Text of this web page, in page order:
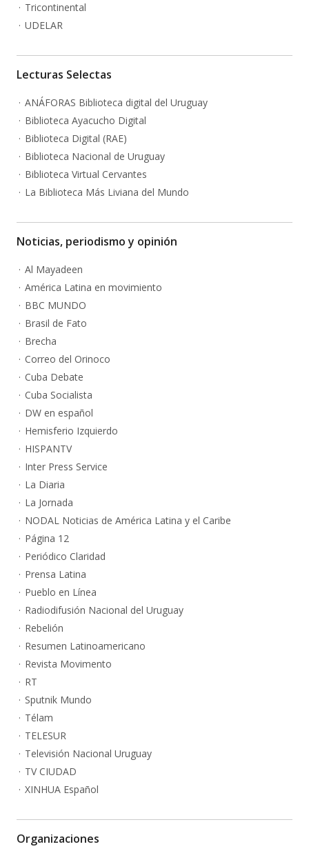
Tricontinental
UDELAR
Lecturas Selectas
ANÁFORAS Biblioteca digital del Uruguay
Biblioteca Ayacucho Digital
Biblioteca Digital (RAE)
Biblioteca Nacional de Uruguay
Biblioteca Virtual Cervantes
La Biblioteca Más Liviana del Mundo
Noticias, periodismo y opinión
Al Mayadeen
América Latina en movimiento
BBC MUNDO
Brasil de Fato
Brecha
Correo del Orinoco
Cuba Debate
Cuba Socialista
DW en español
Hemisferio Izquierdo
HISPANTV
Inter Press Service
La Diaria
La Jornada
NODAL Noticias de América Latina y el Caribe
Página 12
Periódico Claridad
Prensa Latina
Pueblo en Línea
Radiodifusión Nacional del Uruguay
Rebelión
Resumen Latinoamericano
Revista Movimento
RT
Sputnik Mundo
Télam
TELESUR
Televisión Nacional Uruguay
TV CIUDAD
XINHUA Español
Organizaciones